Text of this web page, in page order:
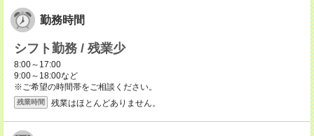
勤務時間
シフト勤務 / 残業少
8:00～17:00
9:00～18:00など
※ご希望の時間帯をご相談ください。
残業時間 残業はほとんどありません。